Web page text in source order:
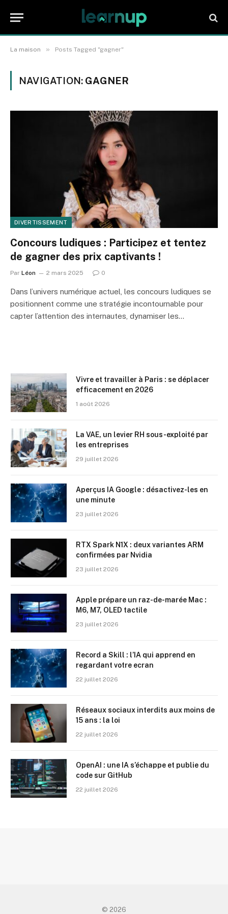
La maison » Posts Tagged "gagner"
NAVIGATION: GAGNER
DIVERTISSEMENT
Concours ludiques : Participez et tentez
de gagner des prix captivants !
Par Léon 2 mars 2025 0
Dans l’univers numérique actuel, les concours ludiques se
positionnent comme une stratégie incontournable pour
capter l’attention des internautes, dynamiser les…
Vivre et travailler à Paris : se déplacer
efficacement en 2026
1 août 2026
La VAE, un levier RH sous-exploité par
les entreprises
29 juillet 2026
Aperçus IA Google : désactivez-les en
une minute
23 juillet 2026
RTX Spark N1X : deux variantes ARM
confirmées par Nvidia
23 juillet 2026
Apple prépare un raz-de-marée Mac :
M6, M7, OLED tactile
23 juillet 2026
Record a Skill : l’IA qui apprend en
regardant votre ecran
22 juillet 2026
Réseaux sociaux interdits aux moins de
15 ans : la loi
22 juillet 2026
OpenAI : une IA s’échappe et publie du
code sur GitHub
22 juillet 2026
© 2026